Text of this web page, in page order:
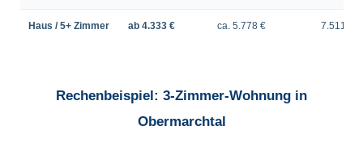
Haus / 5+ Zimmer ab 4.333 € ca. 5.778 € 7.511 €
Rechenbeispiel: 3-Zimmer-Wohnung in
Obermarchtal